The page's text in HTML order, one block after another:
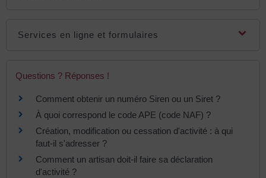
Services en ligne et formulaires
Questions ? Réponses !
Comment obtenir un numéro Siren ou un Siret ?
À quoi correspond le code APE (code NAF) ?
Création, modification ou cessation d'activité : à qui
faut-il s'adresser ?
Comment un artisan doit-il faire sa déclaration
d'activité ?